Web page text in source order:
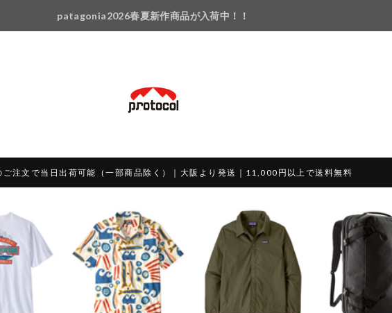
patagonia2026春夏新作商品が入荷中！！
ご注文で当日出荷可能（一部商品除く）｜大阪より発送｜11,000円以上で送料無料